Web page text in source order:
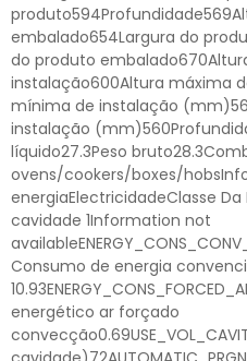
embalado654Largura do
do produto
instalação600Altura máxima
mínima de instalação
instalação
líquido27.3Peso
ovens/cookers/boxes/
energiaElectricidadeClasse
cavidade 1Information not
Consumo de energia
energético ar forçado